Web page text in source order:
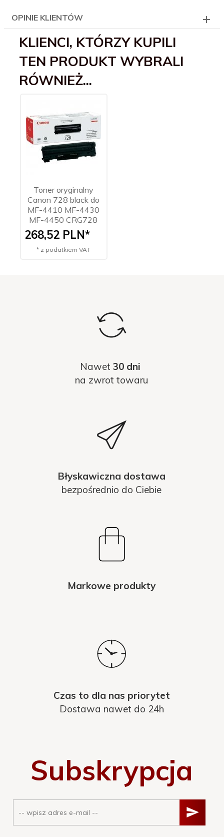
OPINIE KLIENTÓW
KLIENCI, KTÓRZY KUPILI
TEN PRODUKT WYBRALI
RÓWNIEŻ...
Toner oryginalny
Canon 728 black do
MF-4410 MF-4430
MF-4450 CRG728
268,52 PLN*
* z podatkiem VAT
Nawet 30 dni
na zwrot towaru
Błyskawiczna dostawa
bezpośrednio do Ciebie
Markowe produkty
Czas to dla nas priorytet
Dostawa nawet do 24h
Subskrypcja